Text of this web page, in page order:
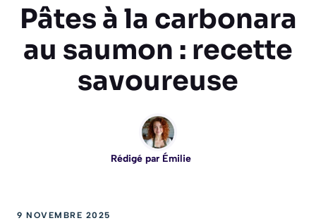
Pâtes à la carbonara
au saumon : recette
savoureuse
Rédigé par Émilie
9 NOVEMBRE 2025